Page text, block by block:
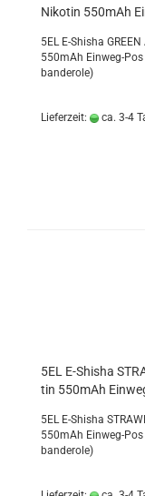
Ni­ko­tin 550mAh
5EL E-​Shisha
550mAh Einweg-​
ban­de­ro­le)
Lieferzeit: ca. 3-4
5EL E-​Shi­sha
tin 550mAh
5EL E-​Shisha
550mAh Einweg-​
ban­de­ro­le)